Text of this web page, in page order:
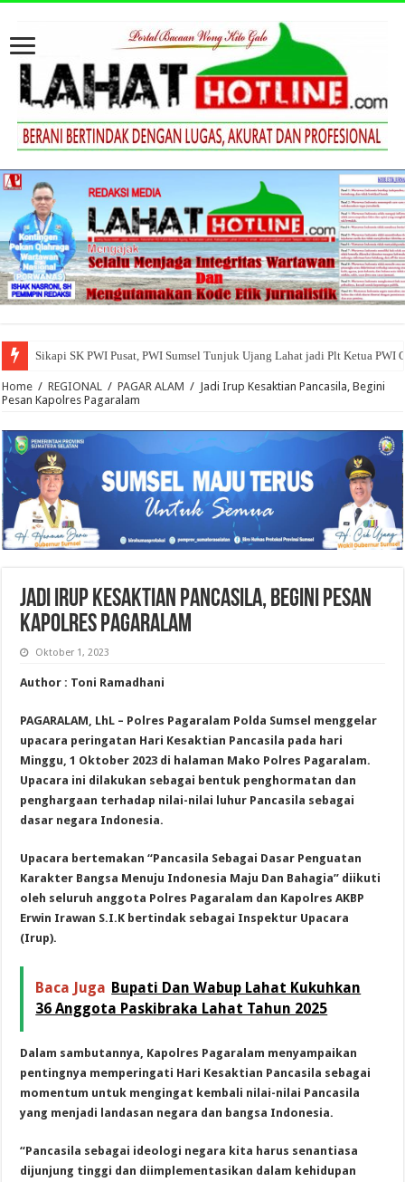
Sikapi SK PWI Pusat, PWI Sumsel Tunjuk Ujang Lahat jadi Plt Ketua PWI
Home / REGIONAL / PAGAR ALAM / Jadi Irup Kesaktian Pancasila, Begini
Pesan Kapolres Pagaralam
Jadi Irup Kesaktian Pancasila, Begini Pesan
Kapolres Pagaralam
Oktober 1, 2023
Author : Toni Ramadhani
PAGARALAM, LhL – Polres Pagaralam Polda Sumsel menggelar
upacara peringatan Hari Kesaktian Pancasila pada hari
Minggu, 1 Oktober 2023 di halaman Mako Polres Pagaralam.
Upacara ini dilakukan sebagai bentuk penghormatan dan
penghargaan terhadap nilai-nilai luhur Pancasila sebagai
dasar negara Indonesia.
Upacara bertemakan “Pancasila Sebagai Dasar Penguatan
Karakter Bangsa Menuju Indonesia Maju Dan Bahagia” diikuti
oleh seluruh anggota Polres Pagaralam dan Kapolres AKBP
Erwin Irawan S.I.K bertindak sebagai Inspektur Upacara
(Irup).
Baca Juga Bupati Dan Wabup Lahat Kukuhkan
36 Anggota Paskibraka Lahat Tahun 2025
Dalam sambutannya, Kapolres Pagaralam menyampaikan
pentingnya memperingati Hari Kesaktian Pancasila sebagai
momentum untuk mengingat kembali nilai-nilai Pancasila
yang menjadi landasan negara dan bangsa Indonesia.
“Pancasila sebagai ideologi negara kita harus senantiasa
dijunjung tinggi dan diimplementasikan dalam kehidupan